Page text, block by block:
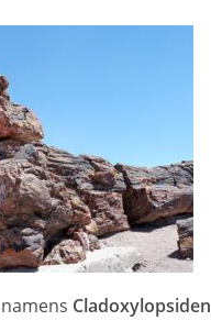
namens Cladoxylopsiden